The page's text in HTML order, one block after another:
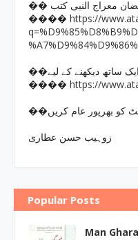
فیضان معراج النبی کتب
���� https://
ساتھ دیکھنے کے لیے
���� https://
کو بھرپور عام کریں
زوہیب حسن عطاری
Popular Posts
Man